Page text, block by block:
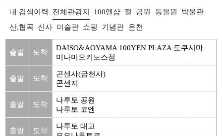
내 검색이력 전체관광지 100엔샵 절 공원 동물원
박물관
산,협곡 신사 미술관 쇼핑 기념관 온천
출발 도착
DAISO&AOYAMA 100YEN PLAZA 도쿠시마
미나미오키노스점
출발 도착
곤센사(금천사)
콘센지
출발 도착
나루토 공원
나루토 코엔
출발 도착
나루토 대교